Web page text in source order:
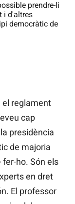
prendre-li
i d'altres
democràtic de
el reglament
cap
presidència
de majoria
ho. Són els
en dret
El professor